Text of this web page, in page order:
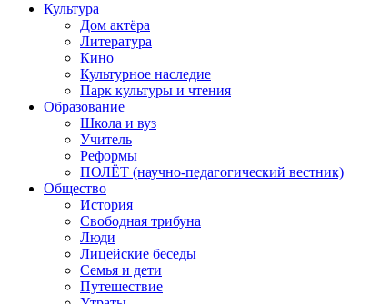
Культура
Дом актёра
Литература
Кино
Культурное наследие
Парк культуры и чтения
Образование
Школа и вуз
Учитель
Реформы
ПОЛЁТ (научно-педагогический вестник)
Общество
История
Свободная трибуна
Люди
Лицейские беседы
Семья и дети
Путешествие